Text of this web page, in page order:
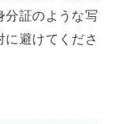
分証のような写
避けてくださ